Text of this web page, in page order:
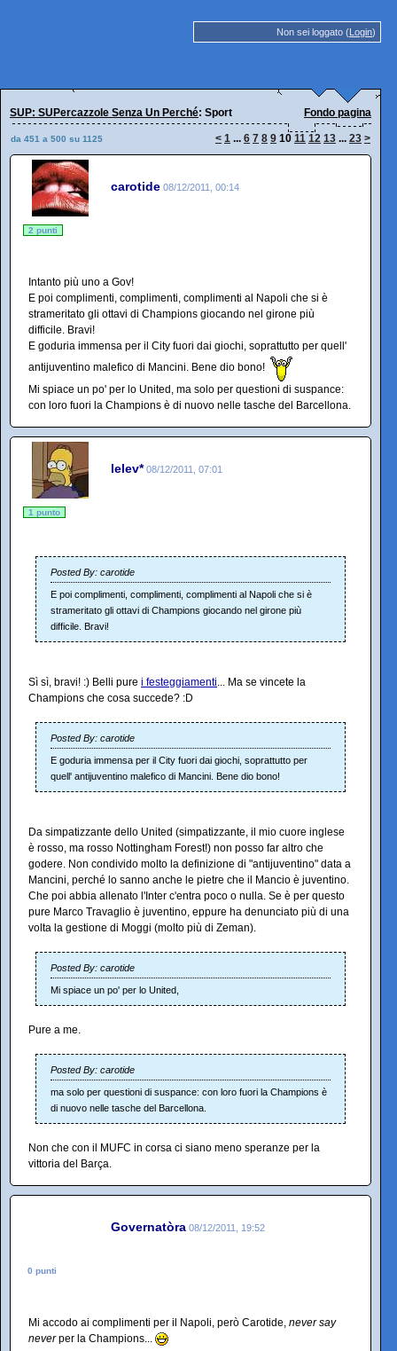
Non sei loggato (Login)
SUP: SUPercazzole Senza Un Perché: Sport Fondo pagina
da 451 a 500 su 1125 < 1 ... 6 7 8 9 10 11 12 13 ... 23 >
carotide 08/12/2011, 00:14
2 punti
Intanto più uno a Gov!
E poi complimenti, complimenti, complimenti al Napoli che si è
strameritato gli ottavi di Champions giocando nel girone più
difficile. Bravi!
E goduria immensa per il City fuori dai giochi, soprattutto per quell'
antijuventino malefico di Mancini. Bene dio bono!
Mi spiace un po' per lo United, ma solo per questioni di suspance:
con loro fuori la Champions è di nuovo nelle tasche del Barcellona.
lelev* 08/12/2011, 07:01
1 punto
Posted By: carotide
E poi complimenti, complimenti, complimenti al Napoli che si è
strameritato gli ottavi di Champions giocando nel girone più
difficile. Bravi!
Sì sì, bravi! :) Belli pure i festeggiamenti... Ma se vincete la
Champions che cosa succede? :D
Posted By: carotide
E goduria immensa per il City fuori dai giochi, soprattutto per
quell' antijuventino malefico di Mancini. Bene dio bono!
Da simpatizzante dello United (simpatizzante, il mio cuore inglese
è rosso, ma rosso Nottingham Forest!) non posso far altro che
godere. Non condivido molto la definizione di "antijuventino" data a
Mancini, perché lo sanno anche le pietre che il Mancio è juventino.
Che poi abbia allenato l'Inter c'entra poco o nulla. Se è per questo
pure Marco Travaglio è juventino, eppure ha denunciato più di una
volta la gestione di Moggi (molto più di Zeman).
Posted By: carotide
Mi spiace un po' per lo United,
Pure a me.
Posted By: carotide
ma solo per questioni di suspance: con loro fuori la Champions è
di nuovo nelle tasche del Barcellona.
Non che con il MUFC in corsa ci siano meno speranze per la
vittoria del Barça.
Governatòra 08/12/2011, 19:52
0 punti
Mi accodo ai complimenti per il Napoli, però Carotide, never say
neverper la Champions...